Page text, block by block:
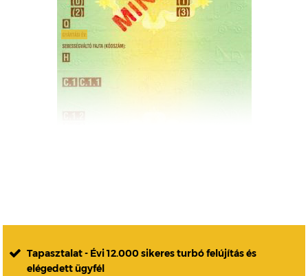
Tapasztalat - Évi 12.000 sikeres turbó felújítás és
elégedett ügyfél